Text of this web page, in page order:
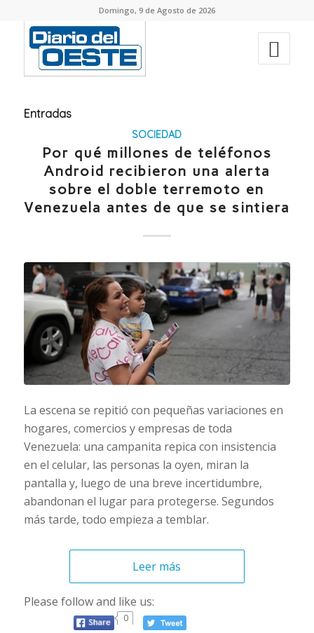
Domingo, 9 de Agosto de 2026
Entradas
SOCIEDAD
Por qué millones de teléfonos
Android recibieron una alerta
sobre el doble terremoto en
Venezuela antes de que se sintiera
La escena se repitió con pequeñas variaciones en
hogares, comercios y empresas de toda
Venezuela: una campanita repica con insistencia
en el celular, las personas la oyen, miran la
pantalla y, luego de una breve incertidumbre,
abandonan el lugar para protegerse. Segundos
más tarde, todo empieza a temblar.
Leer más
Please follow and like us:
0